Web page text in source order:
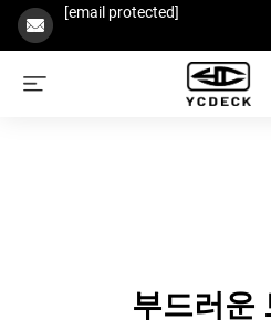
[email protected]
부드러운